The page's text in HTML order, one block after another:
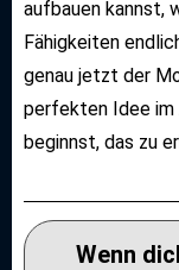
aufbauen kannst,
Fähigkeiten
genau jetzt der
perfekten Idee im
beginnst, das zu
Wenn